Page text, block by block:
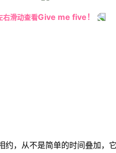
右滑动查看Give me five！
，从不是简单的时间叠加，